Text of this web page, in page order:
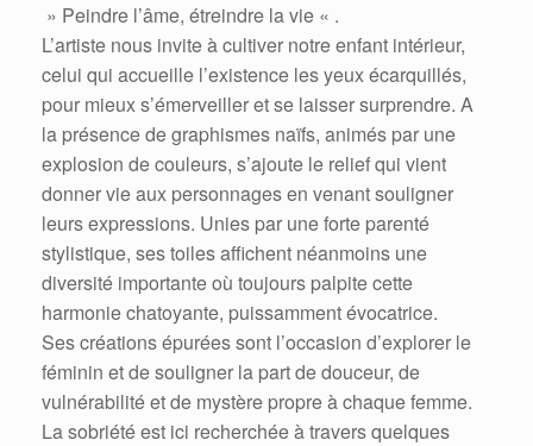
» Peindre l’âme, étreindre la vie « .
L’artiste nous invite à cultiver notre enfant intérieur,
celui qui accueille l’existence les yeux écarquillés,
pour mieux s’émerveiller et se laisser surprendre. A
la présence de graphismes naïfs, animés par une
explosion de couleurs, s’ajoute le relief qui vient
donner vie aux personnages en venant souligner
leurs expressions. Unies par une forte parenté
stylistique, ses toiles affichent néanmoins une
diversité importante où toujours palpite cette
harmonie chatoyante, puissamment évocatrice.
Ses créations épurées sont l’occasion d’explorer le
féminin et de souligner la part de douceur, de
vulnérabilité et de mystère propre à chaque femme.
La sobriété est ici recherchée à travers quelques